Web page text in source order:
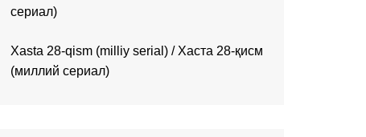
сериал)
Xasta 28-qism (milliy serial) / Хаста 28-қисм
(миллий сериал)